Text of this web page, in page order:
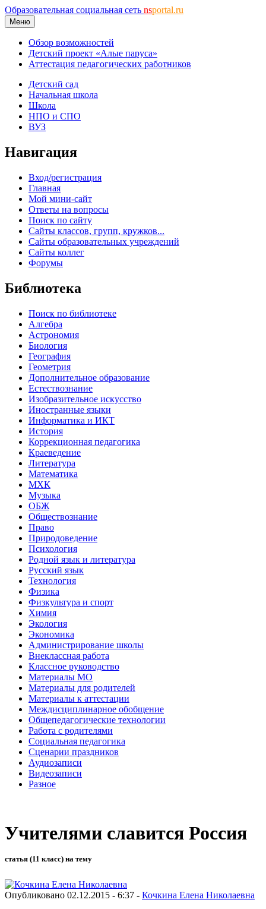
Образовательная социальная сеть nsportal.ru
Меню
Обзор возможностей
Детский проект «Алые паруса»
Аттестация педагогических работников
Детский сад
Начальная школа
Школа
НПО и СПО
ВУЗ
Навигация
Вход/регистрация
Главная
Мой мини-сайт
Ответы на вопросы
Поиск по сайту
Сайты классов, групп, кружков...
Сайты образовательных учреждений
Сайты коллег
Форумы
Библиотека
Поиск по библиотеке
Алгебра
Астрономия
Биология
География
Геометрия
Дополнительное образование
Естествознание
Изобразительное искусство
Иностранные языки
Информатика и ИКТ
История
Коррекционная педагогика
Краеведение
Литература
Математика
МХК
Музыка
ОБЖ
Обществознание
Право
Природоведение
Психология
Родной язык и литература
Русский язык
Технология
Физика
Физкультура и спорт
Химия
Экология
Экономика
Администрирование школы
Внеклассная работа
Классное руководство
Материалы МО
Материалы для родителей
Материалы к аттестации
Междисциплинарное обобщение
Общепедагогические технологии
Работа с родителями
Социальная педагогика
Сценарии праздников
Аудиозаписи
Видеозаписи
Разное
Учителями славится Россия
статья (11 класс) на тему
Опубликовано 02.12.2015 - 6:37 - Кочкина Елена Николаевна